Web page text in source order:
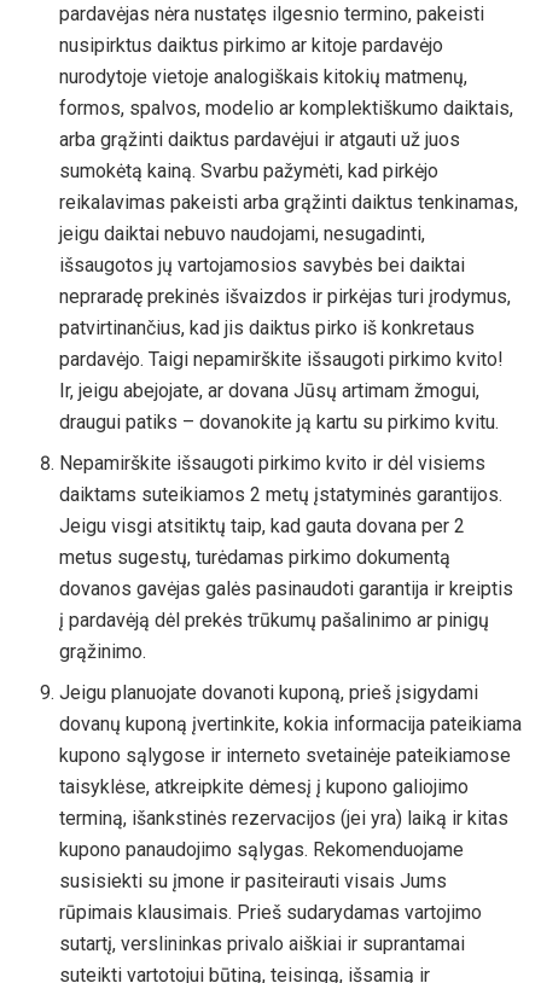
pardavėjas nėra nustatęs ilgesnio termino, pakeisti
nusipirktus daiktus pirkimo ar kitoje pardavėjo
nurodytoje vietoje analogiškais kitokių matmenų,
formos, spalvos, modelio ar komplektiškumo daiktais,
arba grąžinti daiktus pardavėjui ir atgauti už juos
sumokėtą kainą. Svarbu pažymėti, kad pirkėjo
reikalavimas pakeisti arba grąžinti daiktus tenkinamas,
jeigu daiktai nebuvo naudojami, nesugadinti,
išsaugotos jų vartojamosios savybės bei daiktai
nepraradę prekinės išvaizdos ir pirkėjas turi įrodymus,
patvirtinančius, kad jis daiktus pirko iš konkretaus
pardavėjo. Taigi nepamirškite išsaugoti pirkimo kvito!
Ir, jeigu abejojate, ar dovana Jūsų artimam žmogui,
draugui patiks – dovanokite ją kartu su pirkimo kvitu.
Nepamirškite išsaugoti pirkimo kvito ir dėl visiems
daiktams suteikiamos 2 metų įstatyminės garantijos.
Jeigu visgi atsitiktų taip, kad gauta dovana per 2
metus sugestų, turėdamas pirkimo dokumentą
dovanos gavėjas galės pasinaudoti garantija ir kreiptis
į pardavėją dėl prekės trūkumų pašalinimo ar pinigų
grąžinimo.
Jeigu planuojate dovanoti kuponą, prieš įsigydami
dovanų kuponą įvertinkite, kokia informacija pateikiama
kupono sąlygose ir interneto svetainėje pateikiamose
taisyklėse, atkreipkite dėmesį į kupono galiojimo
terminą, išankstinės rezervacijos (jei yra) laiką ir kitas
kupono panaudojimo sąlygas. Rekomenduojame
susisiekti su įmone ir pasiteirauti visais Jums
rūpimais klausimais. Prieš sudarydamas vartojimo
sutartį, verslininkas privalo aiškiai ir suprantamai
suteikti vartotojui būtiną, teisingą, išsamią ir